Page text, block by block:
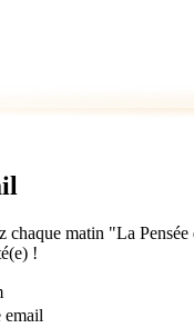
chaque matin "La
!
email